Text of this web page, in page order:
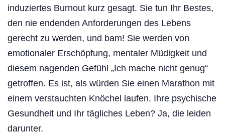
induziertes Burnout kurz gesagt. Sie tun Ihr Bestes,
den nie endenden Anforderungen des Lebens
gerecht zu werden, und bam! Sie werden von
emotionaler Erschöpfung, mentaler Müdigkeit und
diesem nagenden Gefühl „Ich mache nicht genug“
getroffen. Es ist, als würden Sie einen Marathon mit
einem verstauchten Knöchel laufen. Ihre psychische
Gesundheit und Ihr tägliches Leben? Ja, die leiden
darunter.